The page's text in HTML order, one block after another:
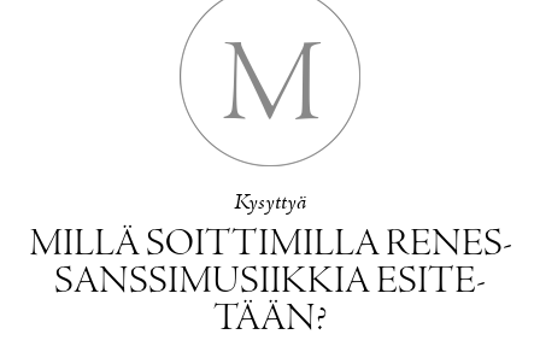
M
Ky­syt­tyä
MIL­LÄ SOIT­TI­MIL­LA RE­NES­
SANS­SI­MUSIIK­KIA ESI­TE­
TÄÄN?